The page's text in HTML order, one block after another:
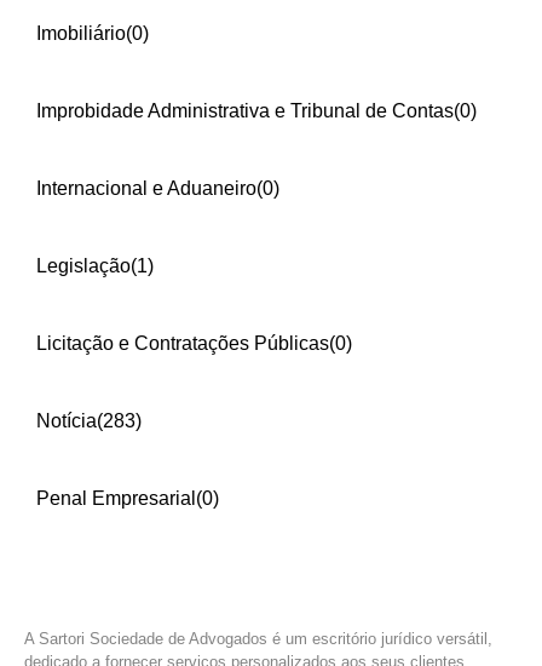
Imobiliário(0)
Improbidade Administrativa e Tribunal de Contas(0)
Internacional e Aduaneiro(0)
Legislação(1)
Licitação e Contratações Públicas(0)
Notícia(283)
Penal Empresarial (0)
A Sartori Sociedade de Advogados é um escritório jurídico versátil,
dedicado a fornecer serviços personalizados aos seus clientes